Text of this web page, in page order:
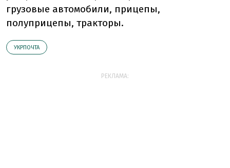
грузовые автомобили, прицепы,
полуприцепы, тракторы.
УКРПОЧТА
РЕКЛАМА: